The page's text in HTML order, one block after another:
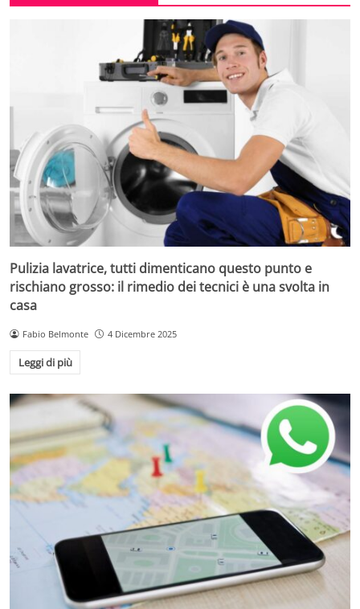
Pulizia lavatrice, tutti dimenticano questo punto e
rischiano grosso: il rimedio dei tecnici è una svolta in
casa
Fabio Belmonte 4 Dicembre 2025
Leggi di più